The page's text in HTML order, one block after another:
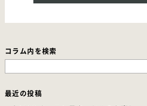
コラム内を検索
検
最近の投稿